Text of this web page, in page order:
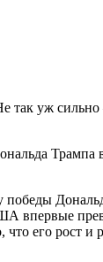
так уж
впервые
его рост и